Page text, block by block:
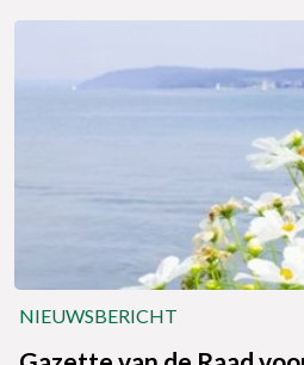
NIEUWSBERICHT